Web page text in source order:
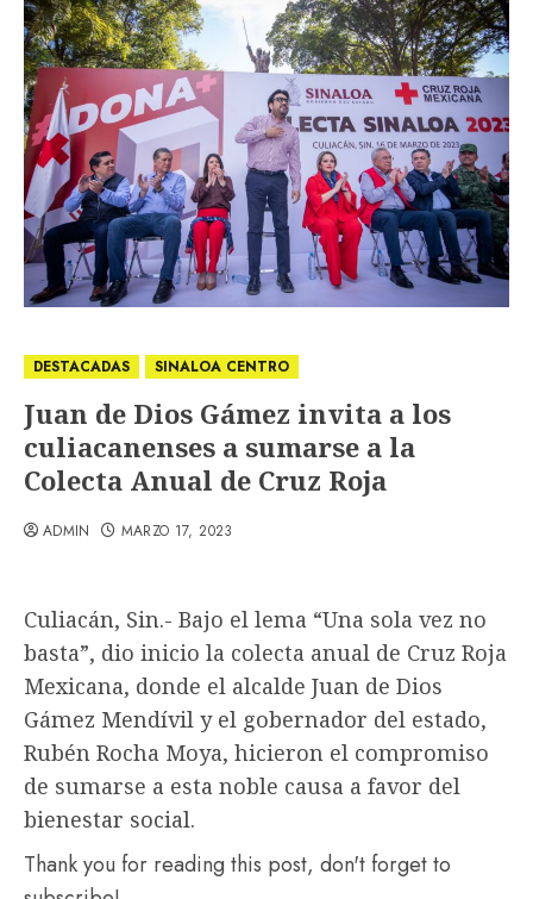
DESTACADAS SINALOA CENTRO
Juan de Dios Gámez invita a los
culiacanenses a sumarse a la
Colecta Anual de Cruz Roja
ADMIN MARZO 17, 2023
Culiacán, Sin.- Bajo el lema “Una sola vez no
basta”, dio inicio la colecta anual de Cruz Roja
Mexicana, donde el alcalde Juan de Dios
Gámez Mendívil y el gobernador del estado,
Rubén Rocha Moya, hicieron el compromiso
de sumarse a esta noble causa a favor del
bienestar social.
Thank you for reading this post, don't forget to